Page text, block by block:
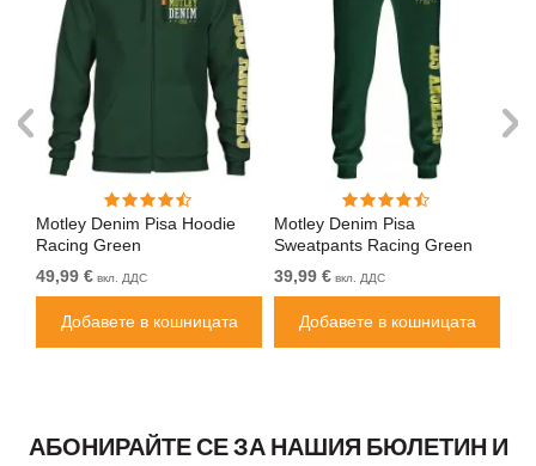
Motley Denim Pisa Hoodie
Racing Green
49,99 € вкл. ДДС
Добавете в кошницата
Motley Denim Pisa
Sweatpants Racing Green
39,99 € вкл. ДДС
Добавете в кошницата
АБОНИРАЙТЕ СЕ ЗА НАШИЯ БЮЛЕТИН И